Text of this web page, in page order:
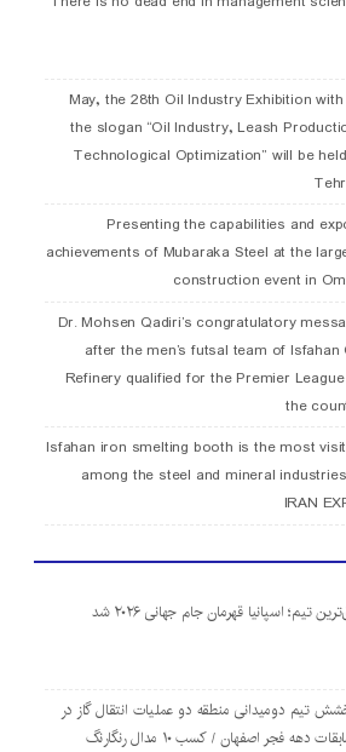
19 May, the 28th Oil Industry Exhibition with
the slogan “Oil Industry, Leash
Technological Optimization” will be
Presenting the capabilities and
achievements of Mubaraka Steel at the
construction event in
Dr. Mohsen Qadiri’s congratulatory
after the men’s futsal team of Isfahan
Refinery qualified for the Premier
the
Isfahan iron smelting booth is the most
among the steel and mineral
IRAN
تیم؛ اسپانیا قهرمان جام جهانی ۲۰۲۶ شد
تیم دومیدانی منطقه دو عملیات انتقال گاز در
دهه فجر اصفهان / کسب ۱۰ مدال رنگارنگ